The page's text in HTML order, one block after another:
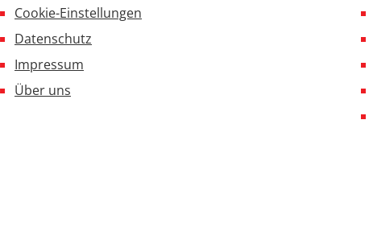
Cookie-Einstellungen
Datenschutz
Impressum
Über uns